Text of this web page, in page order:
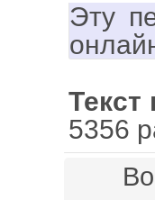
Эту
5356